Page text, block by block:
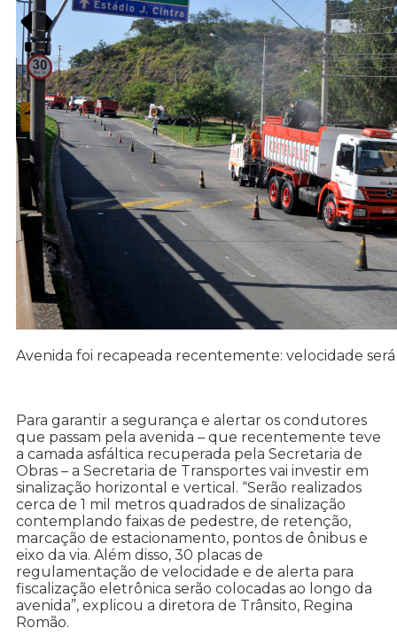
Avenida foi recapeada recentemente: velocidade
Para garantir a segurança e alertar os condutores
que passam pela avenida – que recentemente teve
a camada asfáltica recuperada pela Secretaria de
Obras – a Secretaria de Transportes vai investir em
sinalização horizontal e vertical. “Serão realizados
cerca de 1 mil metros quadrados de sinalização
contemplando faixas de pedestre, de retenção,
marcação de estacionamento, pontos de ônibus e
eixo da via. Além disso, 30 placas de
regulamentação de velocidade e de alerta para
fiscalização eletrônica serão colocadas ao longo da
avenida”, explicou a diretora de Trânsito, Regina
Romão.